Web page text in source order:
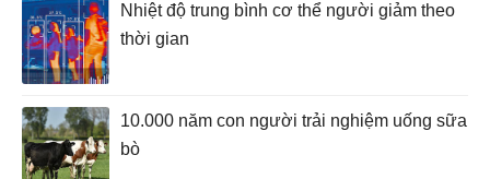
Nhiệt độ trung bình cơ thể người giảm theo
thời gian
10.000 năm con người trải nghiệm uống sữa
bò